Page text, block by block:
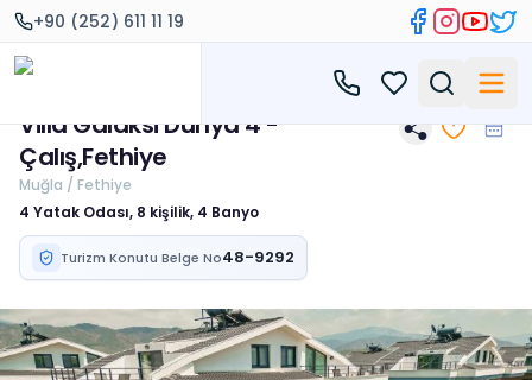
+90 (252) 611 11 19
Villa Galaksi Dünya 4 -
Çalış,Fethiye
Muğla / Fethiye
4 Yatak Odası, 8 kişilik, 4 Banyo
Turizm Konutu Belge No48-9292